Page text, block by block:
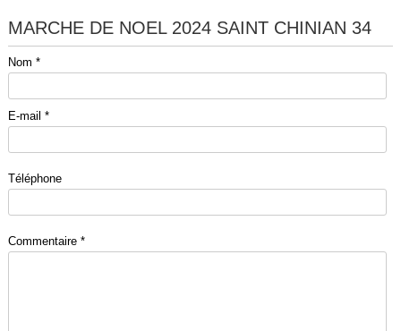
MARCHE DE NOEL 2024 SAINT CHINIAN 34
Nom *
E-mail *
Téléphone
Commentaire *